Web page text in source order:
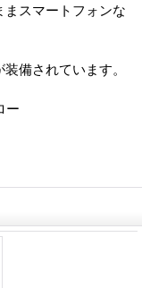
スマートフォンな
備されています。
ー